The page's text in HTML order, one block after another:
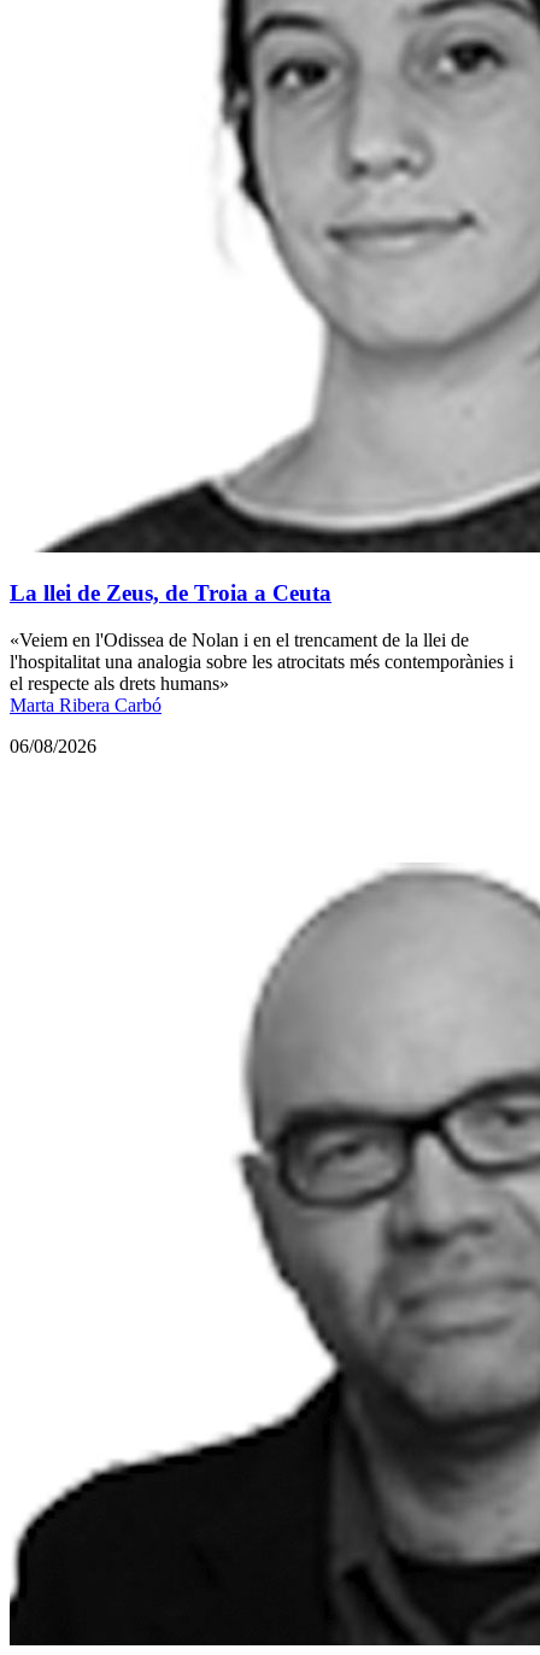
La llei de Zeus, de Troia a Ceuta
«Veiem en l'Odissea de Nolan i en el trencament de la llei de
l'hospitalitat una analogia sobre les atrocitats més contemporànies i
el respecte als drets humans»
Marta Ribera Carbó
06/08/2026